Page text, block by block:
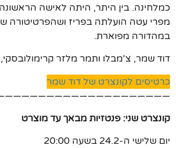
כמלחינה. בין היתר, היתה לאישה
מפרי עטה הועלתה בפריז ושהפרטיטורה
במהדורה מפוארת.
דוד שמר, צ'מבלו ותמר מלזר
כרטיסים לקונצרט של דוד שמר
קונצרט שני: פנטזיות מבאך עד מוצרט
יום שלישי ה-24.2 בשעה 20:00